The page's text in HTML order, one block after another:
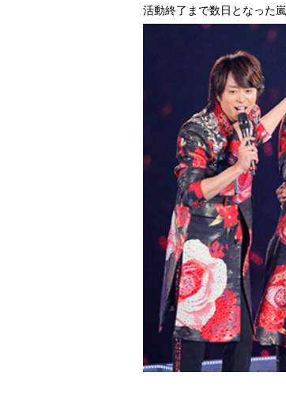
活動終了まで数日となった嵐